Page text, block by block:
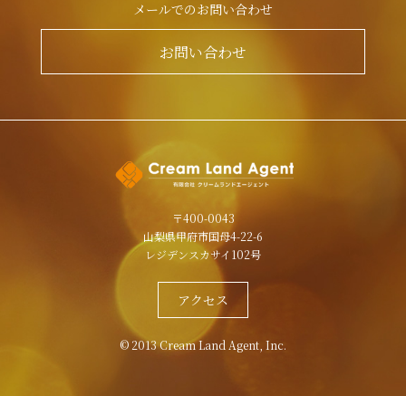
メールでのお問い合わせ
お問い合わせ
〒400-0043
山梨県甲府市国母4-22-6
レジデンスカサイ102号
アクセス
© 2013 Cream Land Agent, Inc.